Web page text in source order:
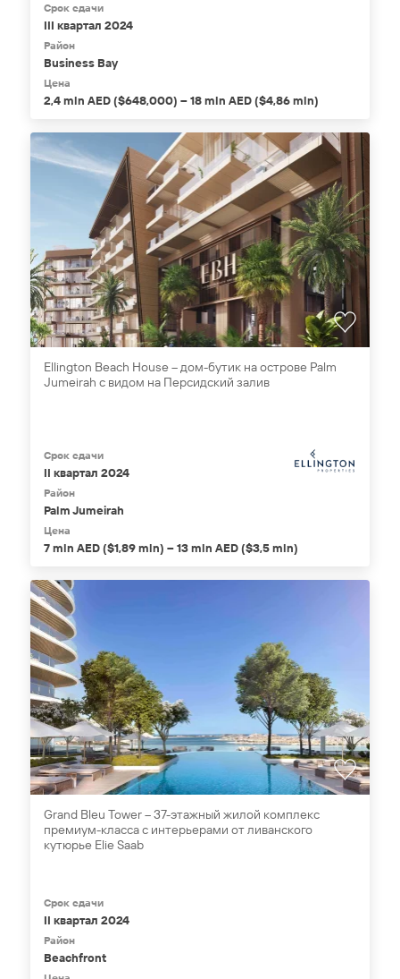
Срок сдачи
III квартал 2024
Район
Business Bay
Цена
2,4 mln AED ($648,000) – 18 mln AED ($4,86 mln)
Ellington Beach House – дом-бутик на острове Palm
Jumeirah с видом на Персидский залив
Срок сдачи
II квартал 2024
Район
Palm Jumeirah
Цена
7 mln AED ($1,89 mln) – 13 mln AED ($3,5 mln)
Grand Bleu Tower – 37-этажный жилой комплекс
премиум-класса с интерьерами от ливанского
кутюрье Elie Saab
Срок сдачи
II квартал 2024
Район
Beachfront